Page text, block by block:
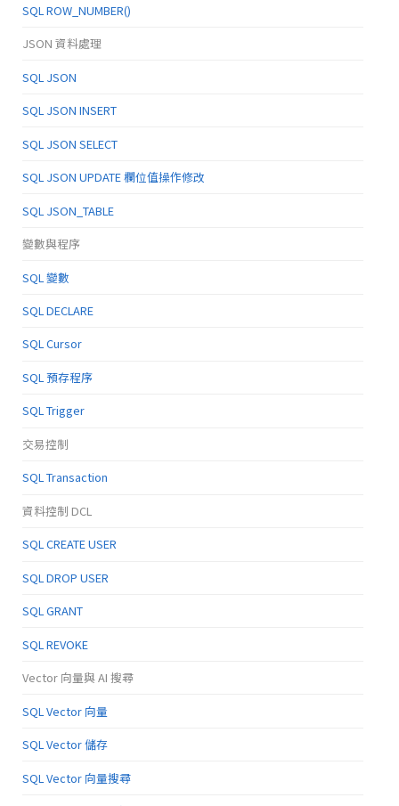
SQL ROW_NUMBER()
JSON 資料處理
SQL JSON
SQL JSON INSERT
SQL JSON SELECT
SQL JSON UPDATE 欄位值操作修改
SQL JSON_TABLE
變數與程序
SQL 變數
SQL DECLARE
SQL Cursor
SQL 預存程序
SQL Trigger
交易控制
SQL Transaction
資料控制 DCL
SQL CREATE USER
SQL DROP USER
SQL GRANT
SQL REVOKE
Vector 向量與 AI 搜尋
SQL Vector 向量
SQL Vector 儲存
SQL Vector 向量搜尋